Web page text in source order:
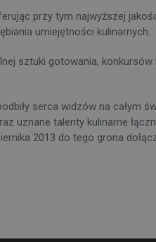
przy tym najwyższej
umiejętności kulinarnych.
sztuki gotowania,
serca widzów na całym
uznane talenty kulinarne
2013 do tego grona